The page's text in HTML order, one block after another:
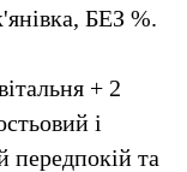
БЕЗ %.
+ 2
і
передпокій та